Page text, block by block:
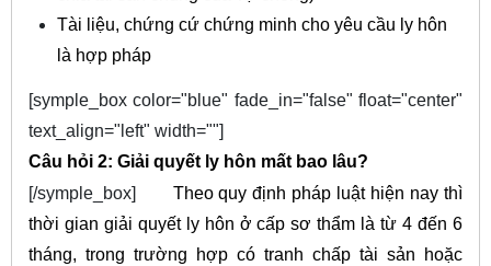
Tài liệu, chứng cứ chứng minh cho yêu cầu ly hôn
là hợp pháp
[symple_box color="blue" fade_in="false" float="center"
text_align="left" width=""]
Câu hỏi 2: Giải quyết ly hôn mất bao lâu?
[/symple_box]
Theo quy định pháp luật hiện nay thì
thời gian giải quyết ly hôn ở cấp sơ thẩm là từ 4 đến 6
tháng, trong trường hợp có tranh chấp tài sản hoặc